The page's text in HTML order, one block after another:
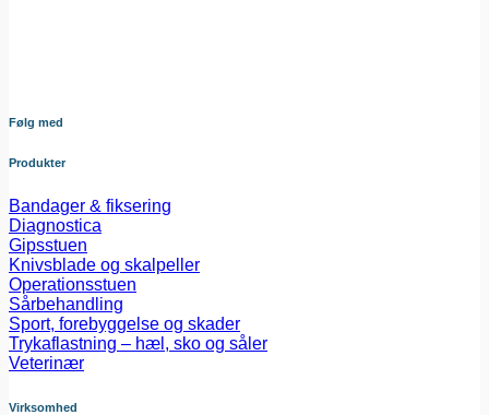
Følg med
Produkter
Bandager & fiksering
Diagnostica
Gipsstuen
Knivsblade og skalpeller
Operationsstuen
Sårbehandling
Sport, forebyggelse og skader
Trykaflastning – hæl, sko og såler
Veterinær
Virksomhed